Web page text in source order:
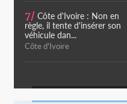
7/ Côte d'Ivoire : Non en
règle, il tente d'insérer son
véhicule dan...
Côte d'Ivoire